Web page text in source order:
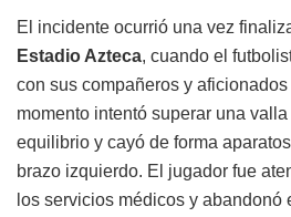
El incidente ocurrió una vez
Estadio Azteca, cuando el
con sus compañeros y
momento intentó superar una
equilibrio y cayó de forma
brazo izquierdo. El jugador fue
los servicios médicos y abandonó